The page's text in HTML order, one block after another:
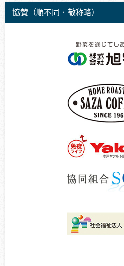
協賛（順不同・敬称略）